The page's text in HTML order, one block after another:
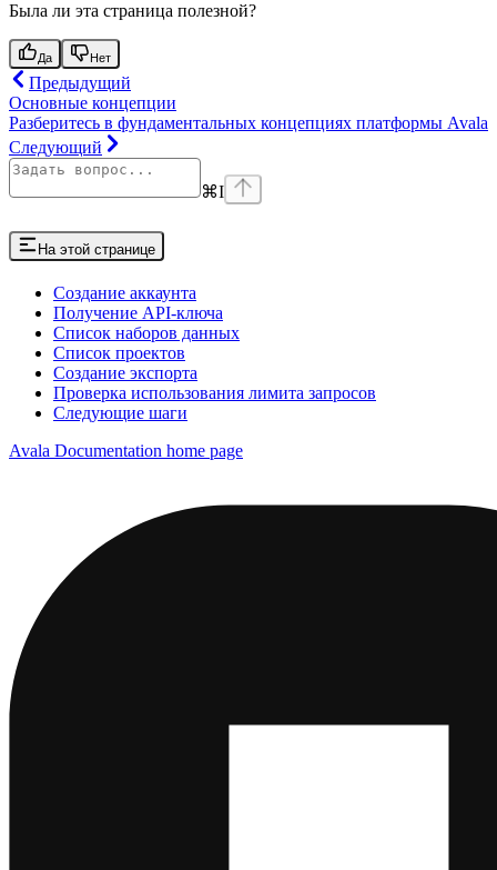
Была ли эта страница полезной?
Да Нет
Предыдущий
Основные концепции
Разберитесь в фундаментальных концепциях платформы Avala
Следующий
⌘I
На этой странице
Создание аккаунта
Получение API-ключа
Список наборов данных
Список проектов
Создание экспорта
Проверка использования лимита запросов
Следующие шаги
Avala Documentation home page